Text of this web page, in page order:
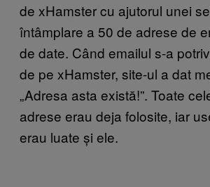
de xHamster cu ajutorul unei
întâmplare a 50 de adrese de
de date. Când emailul s-a
de pe xHamster, site-ul a dat
„Adresa asta există!”. Toate
adrese erau deja folosite, iar
erau luate și ele.